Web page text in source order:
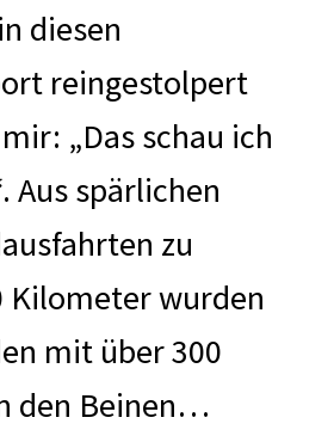
diesen
reingestolpert
„Das schau ich
Aus spärlichen
zu
Kilometer wurden
mit über 300
den Beinen…